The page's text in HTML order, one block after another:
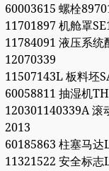
60003615 螺栓
11701897 机舱罩
11784091 液压系统
12070339
11507143L 板料坯
60058811 抽湿机
120301140339A 滚
2013
60185863 柱塞马达
11321522 安全标志